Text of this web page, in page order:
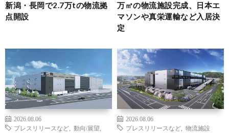
新潟・長岡で2.7万tの物流拠
点開設
万㎡の物流施設完成、日本エ
マソンや真栄運輸など入居決
定
2026.08.06
プレスリリースなど
動向/展望
2026.08.06
プレスリリースなど
物流施設